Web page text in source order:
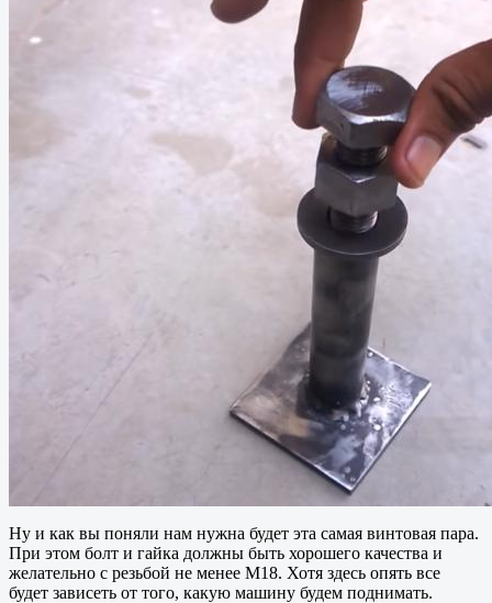
Ну и как вы поняли нам нужна будет эта самая винтовая пара.
При этом болт и гайка должны быть хорошего качества и
желательно с резьбой не менее М18. Хотя здесь опять все
будет зависеть от того, какую машину будем поднимать.